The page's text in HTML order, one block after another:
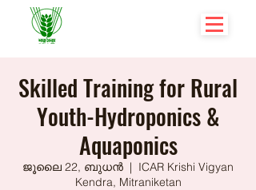
Skilled Training for Rural
Youth-Hydroponics &
Aquaponics
ജൂലൈ 22, ബുധൻ
  |
ICAR Krishi Vigyan
Kendra, Mitraniketan